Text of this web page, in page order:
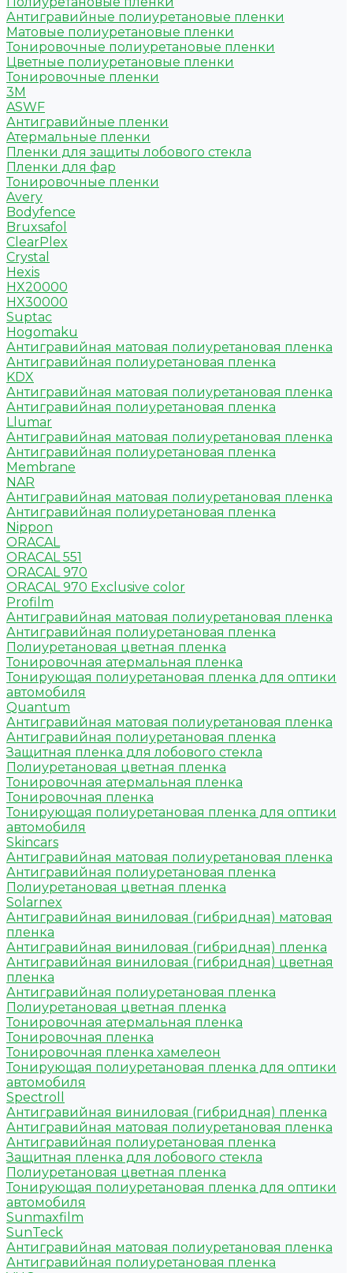
Антигравийные полиуретановые пленки
Матовые полиуретановые пленки
Тонировочные полиуретановые пленки
Цветные полиуретановые пленки
Тонировочные пленки
3M
ASWF
Антигравийные пленки
Атермальные пленки
Пленки для защиты лобового стекла
Пленки для фар
Тонировочные пленки
Avery
Bodyfence
Bruxsafol
ClearPlex
Crystal
Hexis
HX20000
HX30000
Suptac
Hogomaku
Антигравийная матовая полиуретановая пленка
Антигравийная полиуретановая пленка
KDX
Антигравийная матовая полиуретановая пленка
Антигравийная полиуретановая пленка
Llumar
Антигравийная матовая полиуретановая пленка
Антигравийная полиуретановая пленка
Membrane
NAR
Антигравийная матовая полиуретановая пленка
Антигравийная полиуретановая пленка
Nippon
ORACAL
ORACAL 551
ORACAL 970
ORACAL 970 Exclusive color
Profilm
Антигравийная матовая полиуретановая пленка
Антигравийная полиуретановая пленка
Полиуретановая цветная пленка
Тонировочная атермальная пленка
Тонирующая полиуретановая пленка для оптики
автомобиля
Quantum
Антигравийная матовая полиуретановая пленка
Антигравийная полиуретановая пленка
Защитная пленка для лобового стекла
Полиуретановая цветная пленка
Тонировочная атермальная пленка
Тонировочная пленка
Тонирующая полиуретановая пленка для оптики
автомобиля
Skincars
Антигравийная матовая полиуретановая пленка
Антигравийная полиуретановая пленка
Полиуретановая цветная пленка
Solarnex
Антигравийная виниловая (гибридная) матовая
пленка
Антигравийная виниловая (гибридная) пленка
Антигравийная виниловая (гибридная) цветная
пленка
Антигравийная полиуретановая пленка
Полиуретановая цветная пленка
Тонировочная атермальная пленка
Тонировочная пленка
Тонировочная пленка хамелеон
Тонирующая полиуретановая пленка для оптики
автомобиля
Spectroll
Антигравийная виниловая (гибридная) пленка
Антигравийная матовая полиуретановая пленка
Антигравийная полиуретановая пленка
Защитная пленка для лобового стекла
Полиуретановая цветная пленка
Тонирующая полиуретановая пленка для оптики
автомобиля
Sunmaxfilm
SunTeck
Антигравийная матовая полиуретановая пленка
Антигравийная полиуретановая пленка